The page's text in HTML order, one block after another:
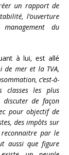
un rapport de
l’ouverture
du
à lui, est allé
de mer et la TVA,
c’est-à-
les plus
de façon
pour objectif de
des impôts sur
par le
aussi que figure